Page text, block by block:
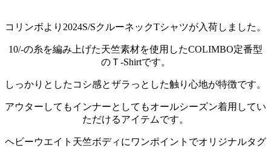
コリンボより2024S/SクルーネックTシャツが入荷しました。
10/-の糸を編み上げた天竺素材を使用したCOLIMBO定番型
のＴ-Shirtです。
しっかりとしたコシ感とザラっとした触り心地が特徴です。
アウターしてもインナーとしてもオールシーズン着用してい
ただけるアイテムです。
ヘビーウエイト天竺ボディにワンポイントでオリジナルタグ